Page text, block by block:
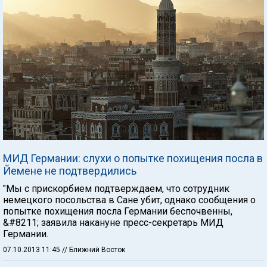
МИД Германии: слухи о попытке похищения посла в
Йемене не подтвердились
"Мы с прискорбием подтверждаем, что сотрудник
немецкого посольства в Сане убит, однако сообщения о
попытке похищения посла Германии беспочвенны,
&#8211; заявила накануне пресс-секретарь МИД
Германии.
07.10.2013 11:45 // Ближний Восток